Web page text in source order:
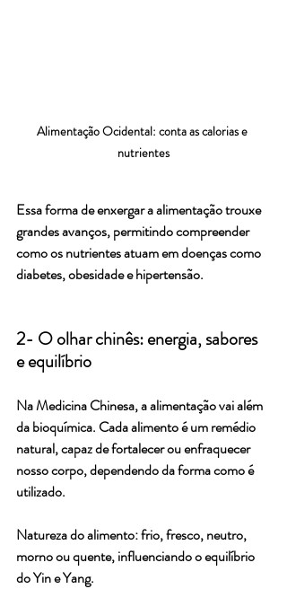
Alimentação Ocidental: conta as calorias e
nutrientes
Essa forma de enxergar a alimentação trouxe
grandes avanços, permitindo compreender
como os nutrientes atuam em doenças como
diabetes, obesidade e hipertensão.
2- O olhar chinês: energia, sabores
e equilíbrio
Na Medicina Chinesa, a alimentação vai além
da bioquímica. Cada alimento é um remédio
natural, capaz de fortalecer ou enfraquecer
nosso corpo, dependendo da forma como é
utilizado.
Natureza do alimento: frio, fresco, neutro,
morno ou quente, influenciando o equilíbrio
do Yin e Yang.